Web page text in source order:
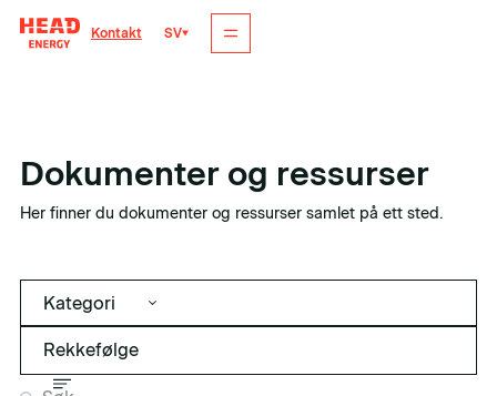
Kontakt SV
Dokumenter og ressurser
Her finner du dokumenter og ressurser samlet på ett sted.
Kategori